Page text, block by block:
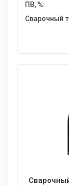
ПВ, %:
Сварочный